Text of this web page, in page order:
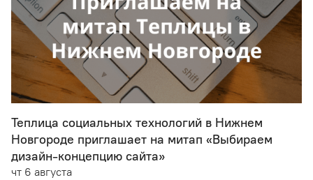
Теплица социальных технологий в Нижнем
Новгороде приглашает на митап «Выбираем
дизайн-концепцию сайта»
чт 6 августа